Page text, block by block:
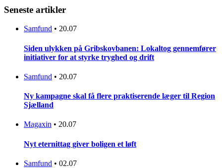
Seneste artikler
Samfund • 20.07
Siden ulykken på Gribskovbanen: Lokaltog gennemfører
initiativer for at styrke tryghed og drift
Samfund • 20.07
Ny kampagne skal få flere praktiserende læger til Region
Sjælland
Magaxin • 20.07
Nyt eternittag giver boligen et løft
Samfund • 02.07